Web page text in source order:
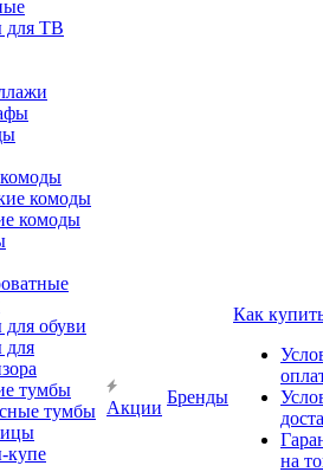
для ТВ
комоды
комоды
обуви
для
тумбы
тумбы
купе
Акции
Бренды
Как
на